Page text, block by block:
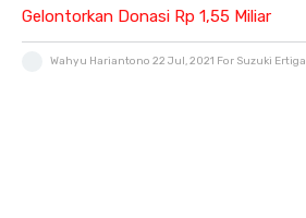
Gelontorkan Donasi Rp 1,55 Miliar
Wahyu Hariantono 22 Jul, 2021 For Suzuki Ertiga